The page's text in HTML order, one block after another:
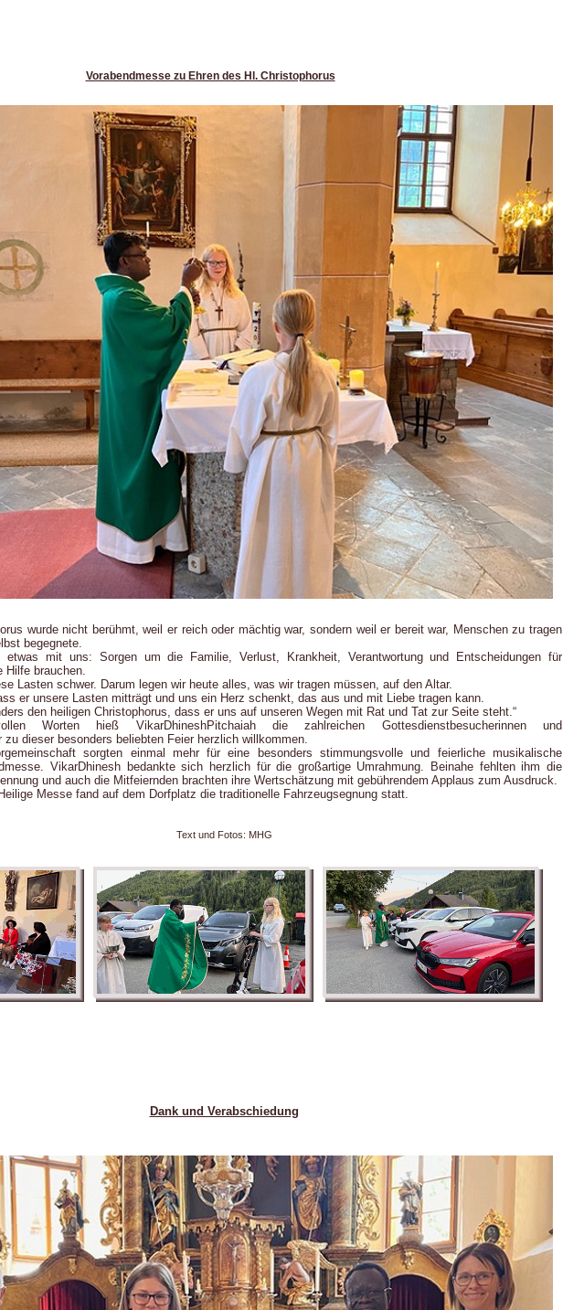
Vorabendmesse zu Ehren des Hl. Christophorus
wurde nicht berühmt, weil er reich oder mächtig war, sondern weil er bereit war, Menschen zu tragen
begegnete.
mit uns: Sorgen um die Familie, Verlust, Krankheit, Verantwortung und Entscheidungen für
Hilfe brauchen.
Lasten schwer. Darum legen wir heute alles, was wir tragen müssen, auf den Altar.
er unsere Lasten mitträgt und uns ein Herz schenkt, das aus und mit Liebe tragen kann.
den heiligen Christophorus, dass er uns auf unseren Wegen mit Rat und Tat zur Seite steht.“
Worten hieß VikarDhineshPitchaiah die zahlreichen Gottesdienstbesucherinnen und
zu dieser besonders beliebten Feier herzlich willkommen.
sorgten einmal mehr für eine besonders stimmungsvolle und feierliche musikalische
VikarDhinesh bedankte sich herzlich für die großartige Umrahmung. Beinahe fehlten ihm die
und auch die Mitfeiernden brachten ihre Wertschätzung mit gebührendem Applaus zum Ausdruck.
Messe fand auf dem Dorfplatz die traditionelle Fahrzeugsegnung statt.
Text und Fotos: MHG
Dank und Verabschiedung